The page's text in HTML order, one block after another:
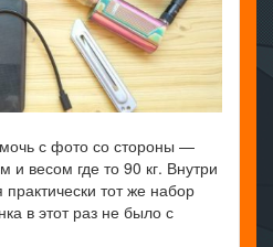
с фото со стороны —
и весом где то 90 кг. Внутри
тот же набор
в этот раз не было с